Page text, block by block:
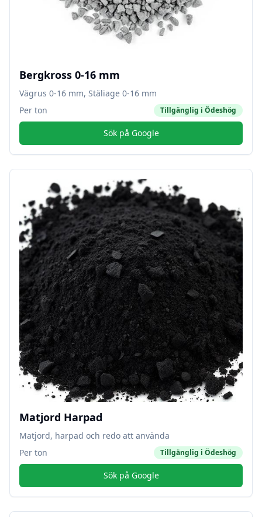
Bergkross 0-16 mm
Vägrus 0-16 mm, Stäliage 0-16 mm
Per ton
Tillgänglig i Ödeshög
Sök på Google
Matjord Harpad
Matjord, harpad och redo att använda
Per ton
Tillgänglig i Ödeshög
Sök på Google